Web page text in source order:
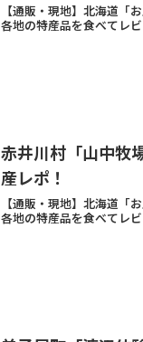
【通販・現地】北海道「
各地の特産品を食べてレ
赤井川村「山中牧
産レポ！
【通販・現地】北海道「
各地の特産品を食べてレ